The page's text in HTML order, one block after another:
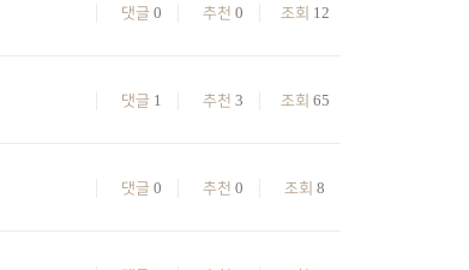
조회 12
추천 0
댓글 0
조회 65
추천 3
댓글 1
조회 8
추천 0
댓글 0